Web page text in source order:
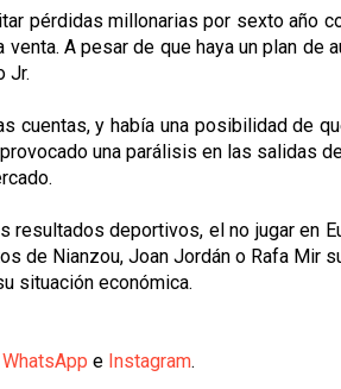
pérdidas millonarias por sexto año
A pesar de que haya un plan
Jr.
y había una posibilidad de
una parálisis en las salidas
deportivos, el no jugar en
Nianzou, Joan Jordán o Rafa Mir
situación económica.
WhatsApp e Instagram.